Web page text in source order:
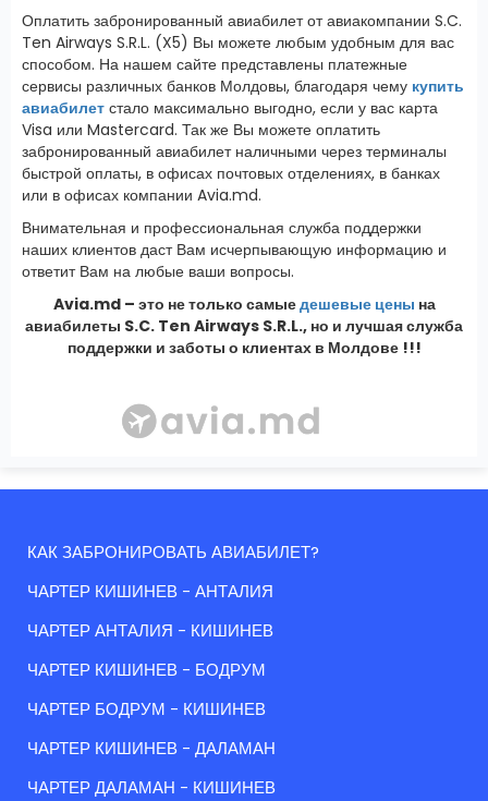
Оплатить забронированный авиабилет от авиакомпании S.C.
Ten Airways S.R.L. (X5) Вы можете любым удобным для вас
способом. На нашем сайте представлены платежные
сервисы различных банков Молдовы, благодаря чему купить
авиабилет стало максимально выгодно, если у вас карта
Visa или Mastercard. Так же Вы можете оплатить
забронированный авиабилет наличными через терминалы
быстрой оплаты, в офисах почтовых отделениях, в банках
или в офисах компании Avia.md.
Внимательная и профессиональная служба поддержки
наших клиентов даст Вам исчерпывающую информацию и
ответит Вам на любые ваши вопросы.
Avia.md – это не только самыедешевые цены на
авиабилеты S.C. Ten Airways S.R.L., но и лучшая служба
поддержки и заботы о клиентах в Молдове !!!
КАК ЗАБРОНИРОВАТЬ АВИАБИЛЕТ?
ЧАРТЕР КИШИНЕВ - АНТАЛИЯ
ЧАРТЕР АНТАЛИЯ - КИШИНЕВ
ЧАРТЕР КИШИНЕВ - БОДРУМ
ЧАРТЕР БОДРУМ - КИШИНЕВ
ЧАРТЕР КИШИНЕВ - ДАЛАМАН
ЧАРТЕР ДАЛАМАН - КИШИНЕВ